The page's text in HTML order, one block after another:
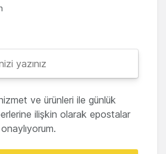
ve ürünleri ile günlük
ilişkin olarak epostalar